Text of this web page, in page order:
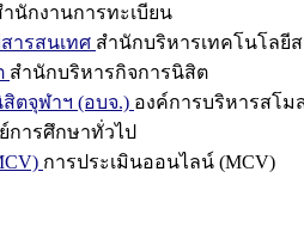
ำนักงานการทะเบียน
ารสนเทศ สำนักบริหารเทคโนโลยี
สำนักบริหารกิจการนิสิต
ตจุฬาฯ (อบจ.) องค์การบริหารสโม
การศึกษาทั่วไป
การประเมินออนไลน์ (MCV)